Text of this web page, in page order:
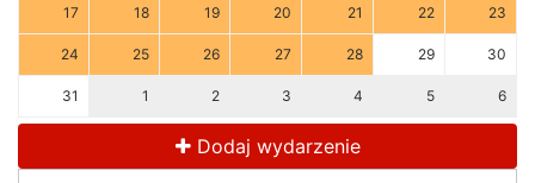
17 18 19 20 21 22 23
24 25 26 27 28 29 30
31 1 2 3 4 5 6
Dodaj wydarzenie